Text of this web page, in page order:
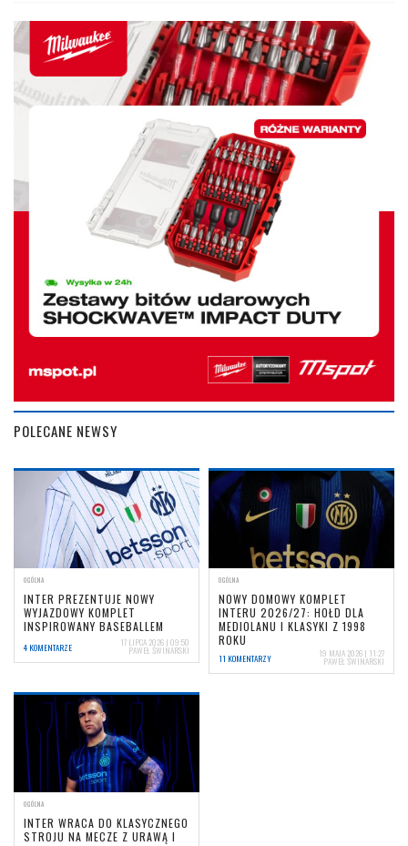
POLECANE NEWSY
OGÓLNA
INTER PREZENTUJE NOWY
WYJAZDOWY KOMPLET
INSPIROWANY BASEBALLEM
4 KOMENTARZE 17 LIPCA 2026 | 09:50
PAWEŁ ŚWINARSKI
OGÓLNA
NOWY DOMOWY KOMPLET
INTERU 2026/27: HOŁD DLA
MEDIOLANU I KLASYKI Z 1998
ROKU
11 KOMENTARZY 19 MAJA 2026 | 11:27
PAWEŁ ŚWINARSKI
OGÓLNA
INTER WRACA DO KLASYCZNEGO
STROJU NA MECZE Z URAWĄ I